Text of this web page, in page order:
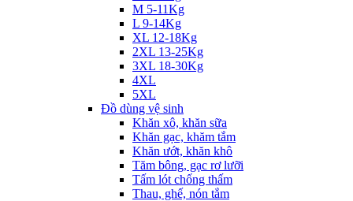
M 5-11Kg
L 9-14Kg
XL 12-18Kg
2XL 13-25Kg
3XL 18-30Kg
4XL
5XL
Đồ dùng vệ sinh
Khăn xô, khăn sữa
Khăn gạc, khăm tắm
Khăn ướt, khăn khô
Tăm bông, gạc rơ lưỡi
Tấm lót chống thấm
Thau, ghế, nón tắm